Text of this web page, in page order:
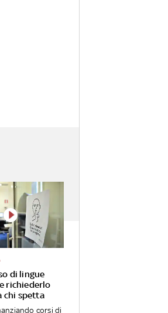
di lingue
richiederlo
chi spetta
corsi di